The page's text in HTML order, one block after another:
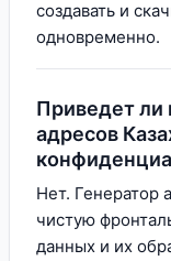
создавать и
одновременно.
Приведет ли
адресов
Нет. Генератор
чистую
данных и их